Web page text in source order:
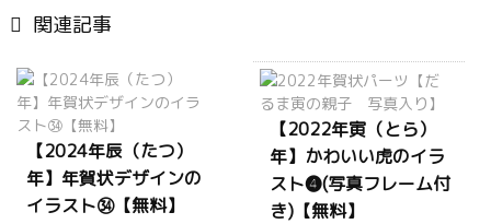
 関連記事
【2024年辰（たつ）
年】年賀状デザインの
イラスト㉞【無料】
【2022年寅（とら）
年】かわいい虎のイラ
スト❹(写真フレーム付
き)【無料】